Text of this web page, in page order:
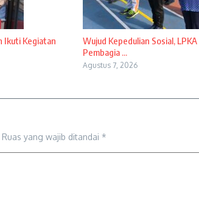
Ikuti Kegiatan
Wujud Kepedulian Sosial,
Pembagia ...
Agustus 7, 2026
Ruas yang wajib ditandai *